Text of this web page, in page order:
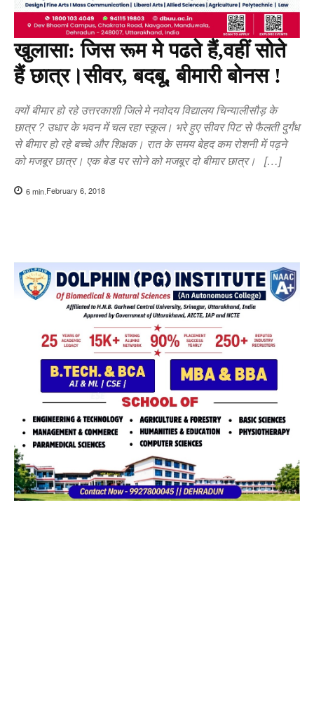
खुलासा: जिस रूम मे पढते हैं,वहीं सोते
हैं छात्र।सीवर, बदबू, बीमारी बोनस !
क्यों बीमार हो रहे उत्तरकाशी जिले मे नवोदय विद्यालय चिन्यालीसौड़ के
छात्र ? उधार के भवन में चल रहा स्कूल। भरे हुए सीवर पिट से फैलती दुर्गंध
से बीमार हो रहे बच्चे और शिक्षक। रात के समय बेहद कम रोशनी में पढ़ने
को मजबूर छात्र। एक बेड पर सोने को मजबूर दो बीमार छात्र। […]
6min.February 6, 2018